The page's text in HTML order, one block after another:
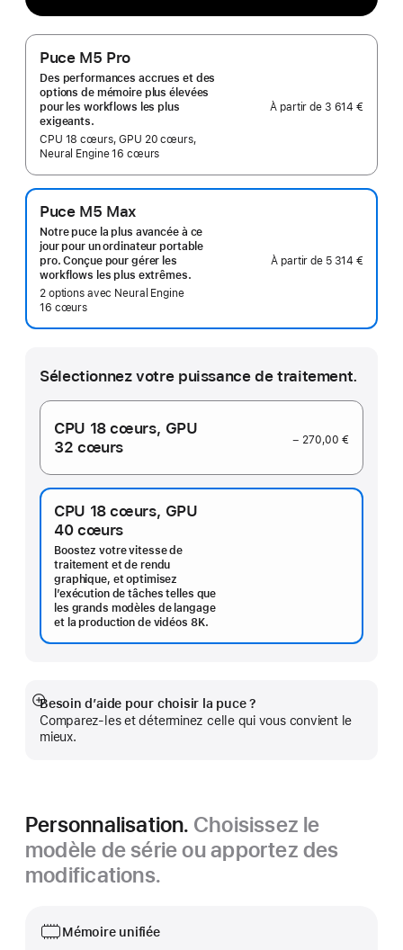
Puce M5 Pro
Des performances accrues et des
options de mémoire plus élevées
pour les workflows les plus
exigeants.
CPU 18 cœurs, GPU 20 cœurs,
Neural Engine 16 cœurs
À partir de 3 614 €
Puce M5 Max
Notre puce la plus avancée à ce
jour pour un ordinateur portable
pro. Conçue pour gérer les
workflows les plus extrêmes.
2 options avec Neural Engine
16 cœurs
À partir de 5 314 €
Sélectionnez votre puissance de traitement.
CPU 18 cœurs, GPU
32 cœurs
− 270,00 €
CPU 18 cœurs, GPU
40 cœurs
Boostez votre vitesse de
traitement et de rendu
graphique, et optimisez
l’exécution de tâches telles que
les grands modèles de langage
et la production de vidéos 8K.
Besoin d’aide pour choisir la puce ?
Comparez-les et déterminez celle qui vous convient le
mieux.
Afficher
plus
Personnalisation. Choisissez le
modèle de série ou apportez des
modifications.
Mémoire unifiée